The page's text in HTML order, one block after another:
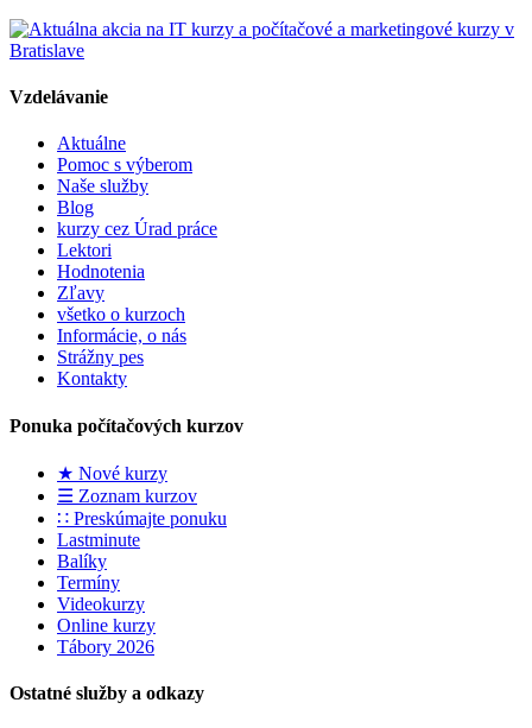
Vzdelávanie
Aktuálne
Pomoc s výberom
Naše služby
Blog
kurzy cez Úrad práce
Lektori
Hodnotenia
Zľavy
všetko o kurzoch
Informácie, o nás
Strážny pes
Kontakty
Ponuka počítačových kurzov
★ Nové kurzy
☰ Zoznam kurzov
∷ Preskúmajte ponuku
Lastminute
Balíky
Termíny
Videokurzy
Online kurzy
Tábory 2026
Ostatné služby a odkazy